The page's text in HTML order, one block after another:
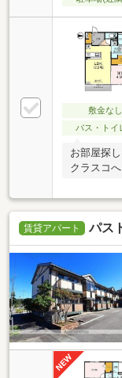
敷金なし
バス・トイ
お部屋探
クラスコへ
賃貸アパート パス